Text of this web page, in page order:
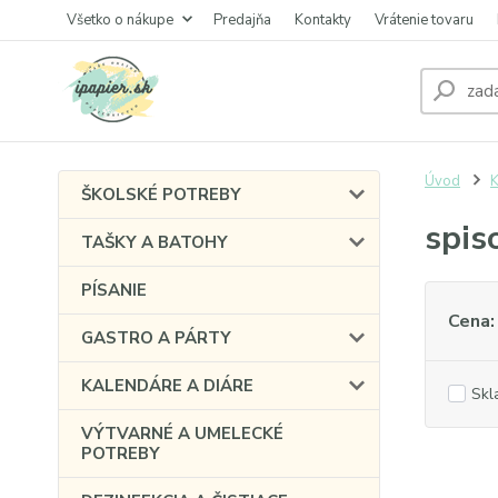
Všetko o nákupe Predajňa Kontakty Vrátenie tovaru
ŠKOLSKÉ POTREBY
TAŠKY A BATOHY
PÍSANIE
GASTRO A PÁRTY
KALENDÁRE A DIÁRE
VÝTVARNÉ A UMELECKÉ
POTREBY
Úvod
Cena: